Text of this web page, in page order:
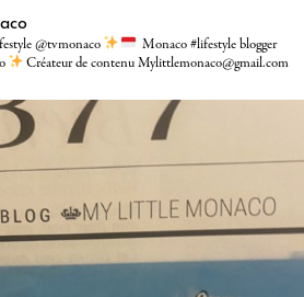
@tvmonaco
Monaco #lifestyle blogger
Créateur de contenu Mylittlemonaco@gmail.com